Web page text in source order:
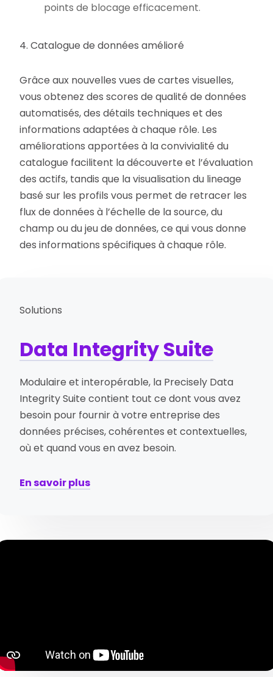
points de blocage efficacement.
4. Catalogue de données amélioré
Grâce aux nouvelles vues de cartes visuelles,
vous obtenez des scores de qualité de données
automatisés, des détails techniques et des
informations adaptées à chaque rôle. Les
améliorations apportées à la convivialité du
catalogue facilitent la découverte et l’évaluation
des actifs, tandis que la visualisation du lineage
basé sur les profils vous permet de retracer les
flux de données à l’échelle de la source, du
champ ou du jeu de données, ce qui vous donne
des informations spécifiques à chaque rôle.
Solutions
Data Integrity Suite
Modulaire et interopérable, la Precisely Data
Integrity Suite contient tout ce dont vous avez
besoin pour fournir à votre entreprise des
données précises, cohérentes et contextuelles,
où et quand vous en avez besoin.
En savoir plus